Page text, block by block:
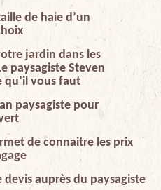
de haie d’un
jardin dans les
paysagiste Steven
qu’il vous faut
paysagiste pour
de connaitre les prix
devis auprès du paysagiste